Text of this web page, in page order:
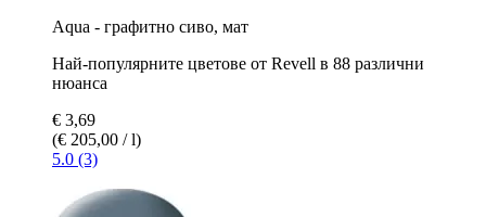
Aqua - графитно сиво, мат
Най-популярните цветове от Revell в 88 различни
нюанса
€ 3,69
(€ 205,00 / l)
5.0 (3)